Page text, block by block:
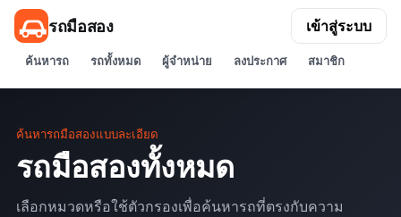
รถมือสอง
ค้นหารถ รถทั้งหมด ผู้จำหน่าย ลงประกาศ สมาชิก
เข้าสู่ระบบ
ค้นหารถมือสองแบบละเอียด
รถมือสองทั้งหมด
เลือกหมวดหรือใช้ตัวกรองเพื่อค้นหารถที่ตรงกับความ